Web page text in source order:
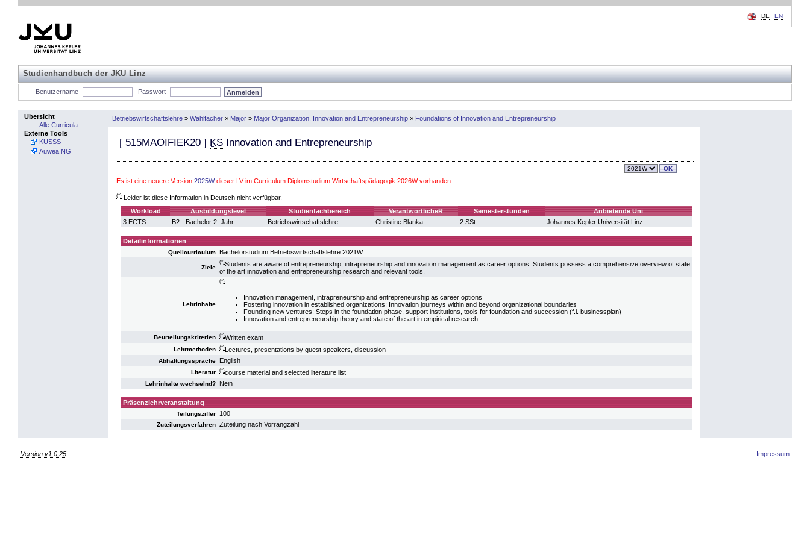
Studienhandbuch der JKU Linz
DE EN
Benutzername Passwort
Übersicht
Alle Curricula
Externe Tools
KUSSS
Auwea NG
Betriebswirtschaftslehre » Wahlfächer » Major » Major Organization, Innovation and Entrepreneurship » Foundations of Innovation and Entrepreneurship
[ 515MAOIFIEK20 ] KS Innovation and Entrepreneurship
Es ist eine neuere Version 2025Wdieser LV im Curriculum Diplomstudium Wirtschaftspädagogik 2026W vorhanden.
(*) Leider ist diese Information in Deutsch nicht verfügbar.
Workload
Ausbildungslevel Studienfachbereich VerantwortlicheR Semesterstunden
Anbietende Uni
3 ECTS
B2 - Bachelor 2. Jahr Betriebswirtschaftslehre Christine Blanka 2 SSt Johannes Kepler Universität Linz
Detailinformationen
Quellcurriculum Bachelorstudium Betriebswirtschaftslehre 2021W
Ziele
(*)Students are aware of entrepreneurship, intrapreneurship and innovation management as career options. Students possess a comprehensive overview of state
of the art innovation and entrepreneurship research and relevant tools.
Lehrinhalte
(*)
Innovation management, intrapreneurship and entrepreneurship as career options
Fostering innovation in established organizations: Innovation journeys within and beyond organizational boundaries
Founding new ventures: Steps in the foundation phase, support institutions, tools for foundation and succession (f.i. businessplan)
Innovation and entrepreneurship theory and state of the art in empirical research
Beurteilungskriterien (*)Written exam
Lehrmethoden (*)Lectures, presentations by guest speakers, discussion
Abhaltungssprache English
Literatur (*)course material and selected literature list
Lehrinhalte wechselnd? Nein
Präsenzlehrveranstaltung
Teilungsziffer 100
Zuteilungsverfahren Zuteilung nach Vorrangzahl
Version v1.0.25 Impressum